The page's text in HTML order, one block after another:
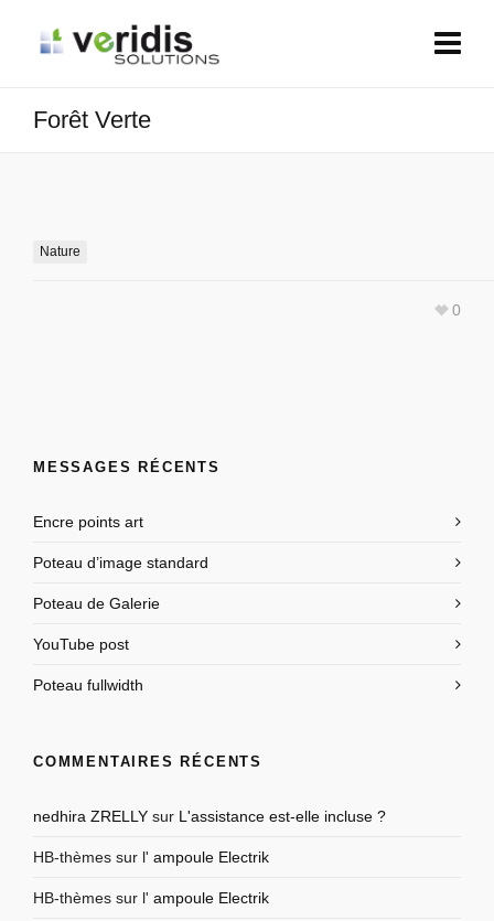
Forêt Verte
Nature
0
MESSAGES RÉCENTS
Encre points art
Poteau d’image standard
Poteau de Galerie
YouTube post
Poteau fullwidth
COMMENTAIRES RÉCENTS
nedhira ZRELLY sur L'assistance est-elle incluse ?
HB-thèmes sur l' ampoule Electrik
HB-thèmes sur l' ampoule Electrik